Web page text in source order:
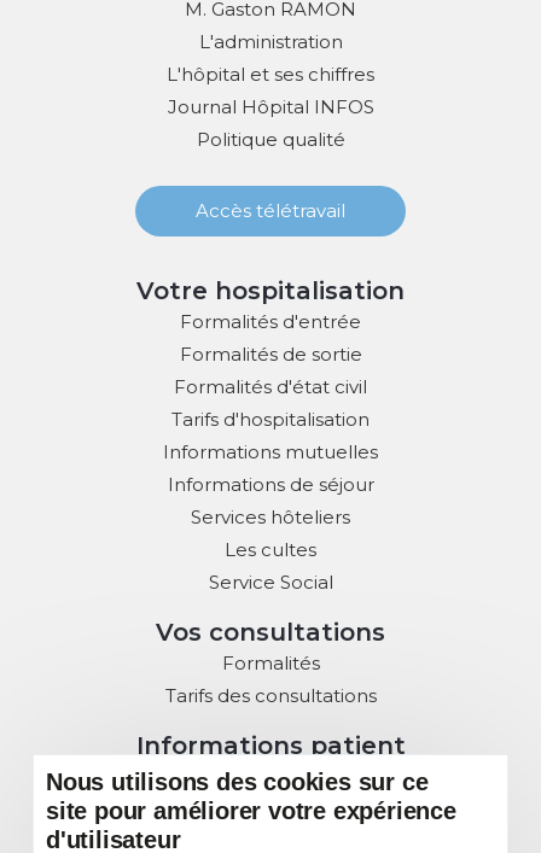
M. Gaston RAMON
L'administration
L'hôpital et ses chiffres
Journal Hôpital INFOS
Politique qualité
Accès télétravail
Votre hospitalisation
Formalités d'entrée
Formalités de sortie
Formalités d'état civil
Tarifs d'hospitalisation
Informations mutuelles
Informations de séjour
Services hôteliers
Les cultes
Service Social
Vos consultations
Formalités
Tarifs des consultations
Informations patient
Droits des Patients
Charte de la Laïcité
Commission des usagers
Nous utilisons des cookies sur ce
site pour améliorer votre expérience
d'utilisateur